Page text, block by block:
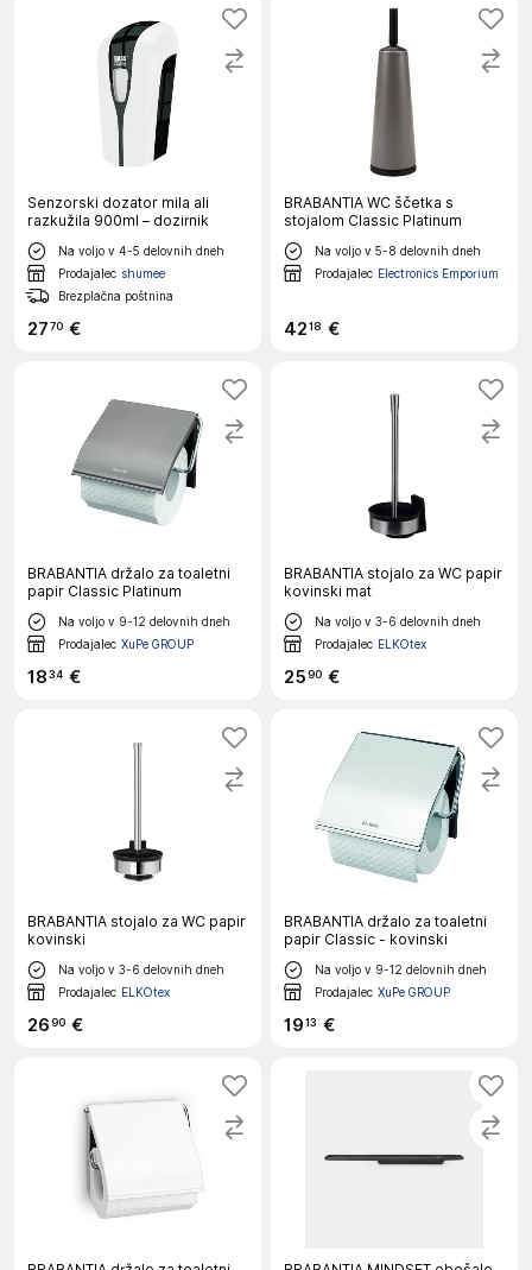
Senzorski dozator mila ali
razkužila 900ml – dozirnik
Na voljo v 4-5 delovnih dneh
Prodajalec shumee
Brezplačna poštnina
2770 €
BRABANTIA WC ščetka s
stojalom Classic Platinum
Na voljo v 5-8 delovnih dneh
Prodajalec Electronics Emporium
4218 €
BRABANTIA držalo za toaletni
papir Classic Platinum
Na voljo v 9-12 delovnih dneh
Prodajalec XuPe GROUP
1834 €
BRABANTIA stojalo za WC papir
kovinski mat
Na voljo v 3-6 delovnih dneh
Prodajalec ELKOtex
2590 €
BRABANTIA stojalo za WC papir
kovinski
Na voljo v 3-6 delovnih dneh
Prodajalec ELKOtex
2690 €
BRABANTIA držalo za toaletni
papir Classic - kovinski
Na voljo v 9-12 delovnih dneh
Prodajalec XuPe GROUP
1913 €